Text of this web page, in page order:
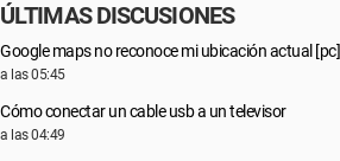
ÚLTIMAS DISCUSIONES
Google maps no reconoce mi ubicación actual [pc]
a las 05:45
Cómo conectar un cable usb a un televisor
a las 04:49